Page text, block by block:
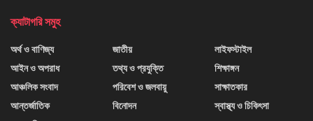
ক্যাটাগরি সমুহ
অর্থ ও বাণিজ্য
আইন ও অপরাধ
আঞ্চলিক সংবাদ
আন্তর্জাতিক
জাতীয়
তথ্য ও প্রযুক্তি
পরিবেশ ও জলবায়ু
বিনোদন
লাইফস্টাইল
শিক্ষাঙ্গন
সাক্ষাতকার
স্বাস্থ্য ও চিকিৎসা